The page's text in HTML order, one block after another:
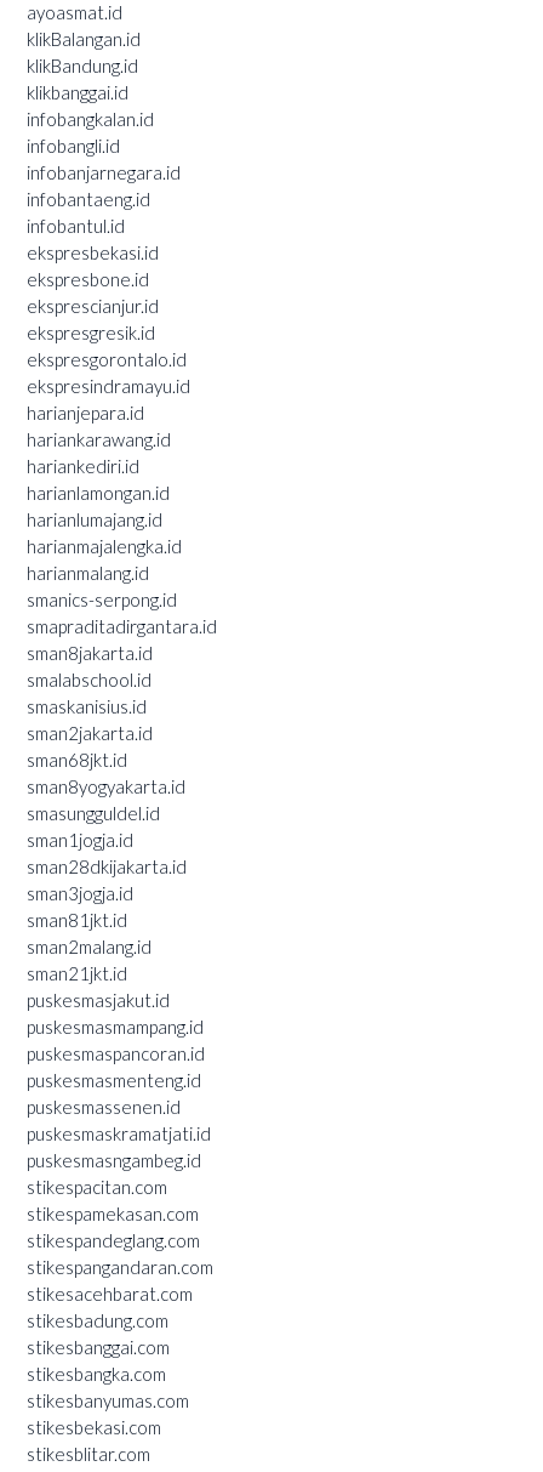
ayoasmat.id
klikBalangan.id
klikBandung.id
klikbanggai.id
infobangkalan.id
infobangli.id
infobanjarnegara.id
infobantaeng.id
infobantul.id
ekspresbekasi.id
ekspresbone.id
eksprescianjur.id
ekspresgresik.id
ekspresgorontalo.id
ekspresindramayu.id
harianjepara.id
hariankarawang.id
hariankediri.id
harianlamongan.id
harianlumajang.id
harianmajalengka.id
harianmalang.id
smanics-serpong.id
smapraditadirgantara.id
sman8jakarta.id
smalabschool.id
smaskanisius.id
sman2jakarta.id
sman68jkt.id
sman8yogyakarta.id
smasungguldel.id
sman1jogja.id
sman28dkijakarta.id
sman3jogja.id
sman81jkt.id
sman2malang.id
sman21jkt.id
puskesmasjakut.id
puskesmasmampang.id
puskesmaspancoran.id
puskesmasmenteng.id
puskesmassenen.id
puskesmaskramatjati.id
puskesmasngambeg.id
stikespacitan.com
stikespamekasan.com
stikespandeglang.com
stikespangandaran.com
stikesacehbarat.com
stikesbadung.com
stikesbanggai.com
stikesbangka.com
stikesbanyumas.com
stikesbekasi.com
stikesblitar.com